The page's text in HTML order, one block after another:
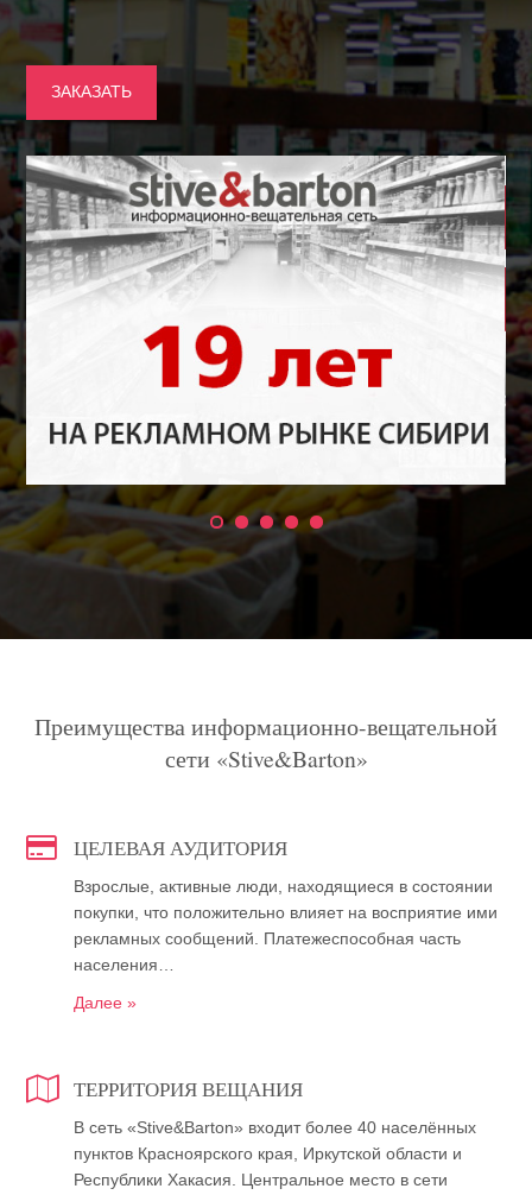
ЗАКАЗАТЬ
Преимущества информационно-вещательной
сети «Stive&Barton»
ЦЕЛЕВАЯ АУДИТОРИЯ
Взрослые, активные люди, находящиеся в состоянии
покупки, что положительно влияет на восприятие ими
рекламных сообщений. Платежеспособная часть
населения…
Далее »
ТЕРРИТОРИЯ ВЕЩАНИЯ
В сеть «Stive&Barton» входит более 40 населённых
пунктов Красноярского края, Иркутской области и
Республики Хакасия. Центральное место в сети